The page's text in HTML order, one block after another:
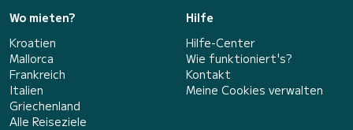
Wo mieten?
Kroatien
Mallorca
Frankreich
Italien
Griechenland
Alle Reiseziele
Hilfe
Hilfe-Center
Wie funktioniert's?
Kontakt
Meine Cookies verwalten